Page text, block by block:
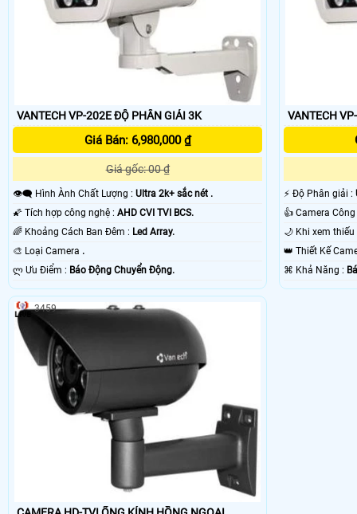
VANTECH VP-202E ĐỘ PHÂN GIẢI 3K
Giá Bán: 6,980,000 ₫
Giá gốc: 00 ₫
👁️‍🗨 Hình Ành Chất Lượng : Ultra 2k+ sắc nét .
🌠 Tích hợp công nghệ : AHD CVI TVI BCS.
🌈 Khoảng Cách Ban Đêm : Led Array.
🎨 Loại Camera .
️ლ Ưu Điểm : Báo Động Chuyển Động.
️⚡ Độ Phân giải :
👑 Thiết Kế
️⌘ Khả Năng :
3459